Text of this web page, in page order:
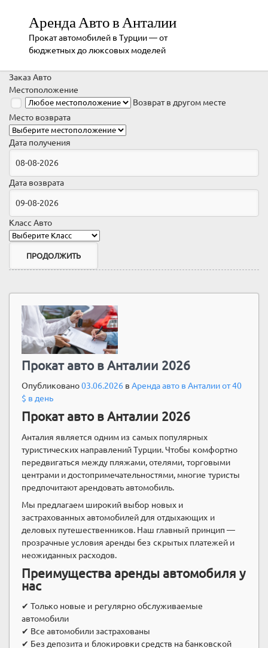
Аренда Авто в Анталии
Прокат автомобилей в Турции — от
бюджетных до люксовых моделей
Заказ Авто
Местоположение
Возврат в другом месте
Место возврата
Дата получения
Дата возврата
Класс Авто
Прокат авто в Анталии 2026
Опубликовано03.06.2026 в Аренда авто в Анталии от 40
$ в день
Прокат авто в Анталии 2026
Анталия является одним из самых популярных
туристических направлений Турции. Чтобы комфортно
передвигаться между пляжами, отелями, торговыми
центрами и достопримечательностями, многие туристы
предпочитают арендовать автомобиль.
Мы предлагаем широкий выбор новых и
застрахованных автомобилей для отдыхающих и
деловых путешественников. Наш главный принцип —
прозрачные условия аренды без скрытых платежей и
неожиданных расходов.
Преимущества аренды автомобиля у
нас
✔ Только новые и регулярно обслуживаемые
автомобили
✔ Все автомобили застрахованы
✔ Без депозита и блокировки средств на банковской